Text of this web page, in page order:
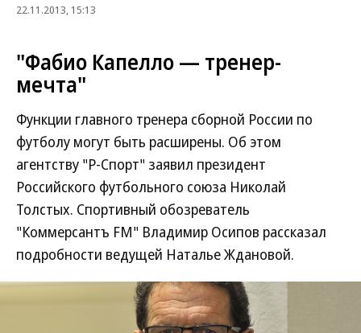
22.11.2013, 15:13
"Фабио Капелло — тренер-
мечта"
Функции главного тренера сборной России по
футболу могут быть расширены. Об этом
агентству "Р-Спорт" заявил президент
Российского футбольного союза Николай
Толстых. Спортивный обозреватель
"Коммерсантъ FM" Владимир Осипов рассказал
подробности ведущей Наталье Ждановой.